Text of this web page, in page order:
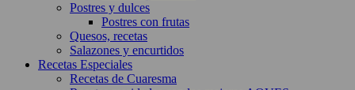
Postres y dulces
Postres con frutas
Quesos, recetas
Salazones y encurtidos
Recetas Especiales
Recetas de Cuaresma